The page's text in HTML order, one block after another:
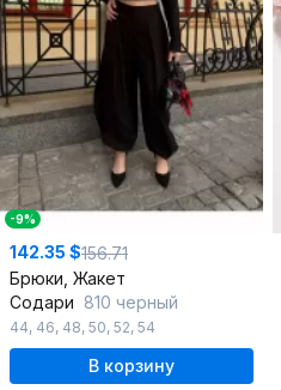
-9%
142.35 $156.71
Брюки, Жакет
Содари 810 черный
44, 46, 48, 50, 52, 54
В корзину